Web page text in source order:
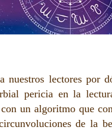
nuestros lectores por
pericia en la
un algoritmo que
de la